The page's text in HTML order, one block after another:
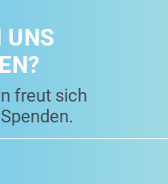
UNS
freut sich